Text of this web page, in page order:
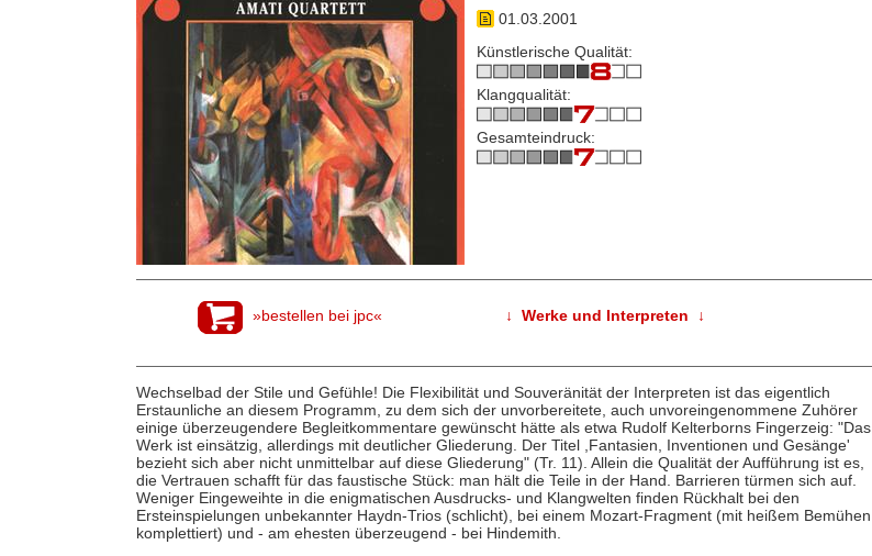
01.03.2001
Künstlerische Qualität:
Klangqualität:
Gesamteindruck:
»bestellen bei jpc« ↓ Werke und Interpreten ↓
Wechselbad der Stile und Gefühle! Die Flexibilität und Souveränität der Interpreten ist das eigentlich
Erstaunliche an diesem Programm, zu dem sich der unvorbereitete, auch unvoreingenommene Zuhörer
einige überzeugendere Begleitkommentare gewünscht hätte als etwa Rudolf Kelterborns Fingerzeig: "Das
Werk ist einsätzig, allerdings mit deutlicher Gliederung. Der Titel ,Fantasien, Inventionen und Gesänge'
bezieht sich aber nicht unmittelbar auf diese Gliederung" (Tr. 11). Allein die Qualität der Aufführung ist es,
die Vertrauen schafft für das faustische Stück: man hält die Teile in der Hand. Barrieren türmen sich auf.
Weniger Eingeweihte in die enigmatischen Ausdrucks- und Klangwelten finden Rückhalt bei den
Ersteinspielungen unbekannter Haydn-Trios (schlicht), bei einem Mozart-Fragment (mit heißem Bemühen
komplettiert) und - am ehesten überzeugend - bei Hindemith.